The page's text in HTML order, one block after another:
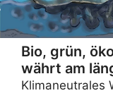
Bio, grün,
währt am
Klimaneutrales